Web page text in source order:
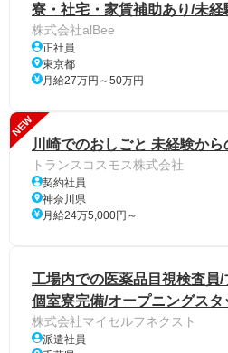
寮・社宅・家賃補助あり/未経
株式会社alBee
正社員
東京都
月給27万円～50万円
NEW
川崎でのおしごと 未経験か
トランスコスモス株式会社
契約社員
神奈川県
月給24万5,000円～
工場内での医薬品目視検査員
個室寮完備/オープニングスタ
株式会社マイセルフネクスト
派遣社員